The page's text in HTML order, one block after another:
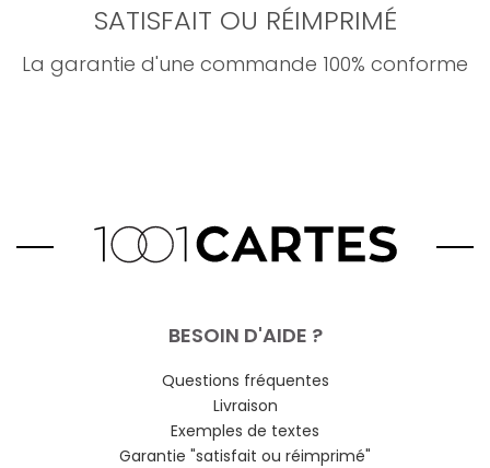
SATISFAIT OU RÉIMPRIMÉ
La garantie d'une commande 100% conforme
BESOIN D'AIDE ?
Questions fréquentes
Livraison
Exemples de textes
Garantie "satisfait ou réimprimé"